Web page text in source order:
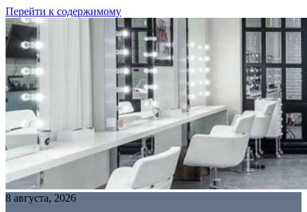
Перейти к содержимому
8 августа, 2026